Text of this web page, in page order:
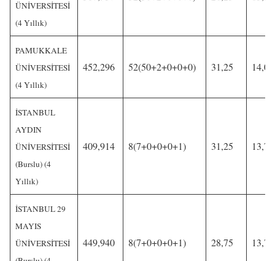
ÜNİVERSİTESİ
(4 Yıllık)
PAMUKKALE
ÜNİVERSİTESİ
(4 Yıllık)
452,296 52(50+2+0+0+0) 31,25 14,00
İSTANBUL
AYDIN
ÜNİVERSİTESİ
(Burslu) (4
Yıllık)
409,914 8(7+0+0+0+1) 31,25 13,75
İSTANBUL 29
MAYIS
ÜNİVERSİTESİ
449,940 8(7+0+0+0+1) 28,75 13,75